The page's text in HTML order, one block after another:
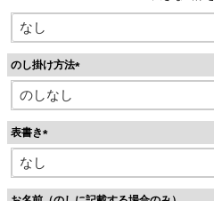
のし掛け方法
(
表書き
(
必